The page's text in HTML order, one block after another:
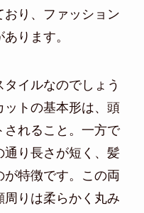
おり、ファッション
ります。
イルなのでしょう
トの基本形は、頭
れること。一方で
通り長さが短く、髪
特徴です。この両
りは柔らかく丸み